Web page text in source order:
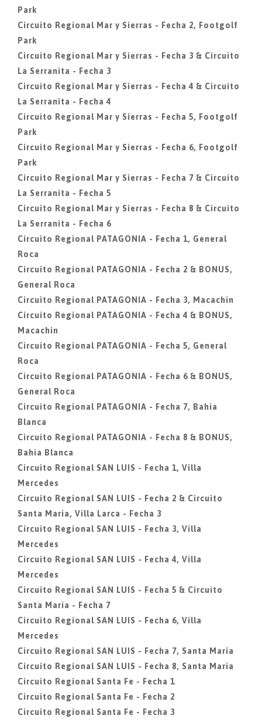
Park
Circuito Regional Mar y Sierras - Fecha 2, Footgolf
Park
Circuito Regional Mar y Sierras - Fecha 3 & Circuito
La Serranita - Fecha 3
Circuito Regional Mar y Sierras - Fecha 4 & Circuito
La Serranita - Fecha 4
Circuito Regional Mar y Sierras - Fecha 5, Footgolf
Park
Circuito Regional Mar y Sierras - Fecha 6, Footgolf
Park
Circuito Regional Mar y Sierras - Fecha 7 & Circuito
La Serranita - Fecha 5
Circuito Regional Mar y Sierras - Fecha 8 & Circuito
La Serranita - Fecha 6
Circuito Regional PATAGONIA - Fecha 1, General
Roca
Circuito Regional PATAGONIA - Fecha 2 & BONUS,
General Roca
Circuito Regional PATAGONIA - Fecha 3, Macachin
Circuito Regional PATAGONIA - Fecha 4 & BONUS,
Macachin
Circuito Regional PATAGONIA - Fecha 5, General
Roca
Circuito Regional PATAGONIA - Fecha 6 & BONUS,
General Roca
Circuito Regional PATAGONIA - Fecha 7, Bahia
Blanca
Circuito Regional PATAGONIA - Fecha 8 & BONUS,
Bahia Blanca
Circuito Regional SAN LUIS - Fecha 1, Villa
Mercedes
Circuito Regional SAN LUIS - Fecha 2 & Circuito
Santa Maria, Villa Larca - Fecha 3
Circuito Regional SAN LUIS - Fecha 3, Villa
Mercedes
Circuito Regional SAN LUIS - Fecha 4, Villa
Mercedes
Circuito Regional SAN LUIS - Fecha 5 & Circuito
Santa Maria - Fecha 7
Circuito Regional SAN LUIS - Fecha 6, Villa
Mercedes
Circuito Regional SAN LUIS - Fecha 7, Santa Maria
Circuito Regional SAN LUIS - Fecha 8, Santa Maria
Circuito Regional Santa Fe - Fecha 1
Circuito Regional Santa Fe - Fecha 2
Circuito Regional Santa Fe - Fecha 3